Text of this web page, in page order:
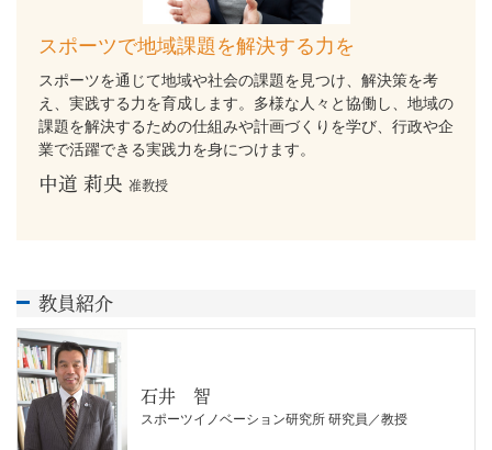
スポーツで地域課題を解決する力を
スポーツを通じて地域や社会の課題を見つけ、解決策を考
え、実践する力を育成します。多様な人々と協働し、地域の
課題を解決するための仕組みや計画づくりを学び、行政や企
業で活躍できる実践力を身につけます。
中道 莉央 准教授
教員紹介
石井 智
スポーツイノベーション研究所 研究員／教授